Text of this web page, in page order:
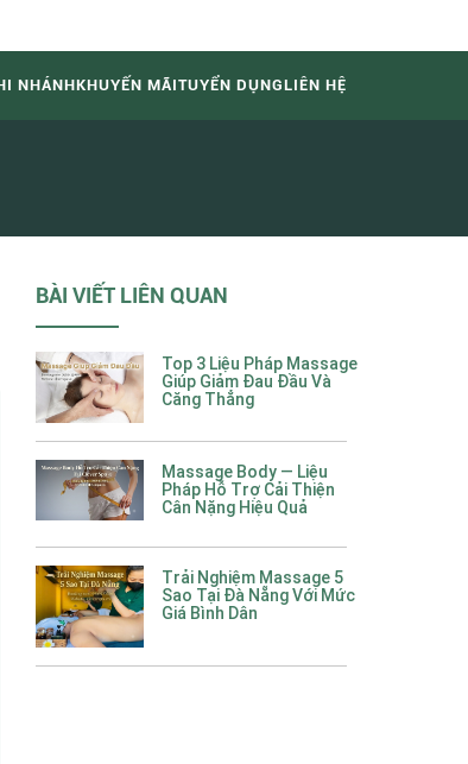
NHÁNHKHUYẾN MÃITUYỂN DỤNGLIÊN HỆ
BÀI VIẾT LIÊN QUAN
Top 3 Liệu Pháp Massage
Giúp Giảm Đau Đầu Và
Căng Thẳng
Massage Body — Liệu
Pháp Hỗ Trợ Cải Thiện
Cân Nặng Hiệu Quả
Trải Nghiệm Massage 5
Sao Tại Đà Nẵng Với Mức
Giá Bình Dân